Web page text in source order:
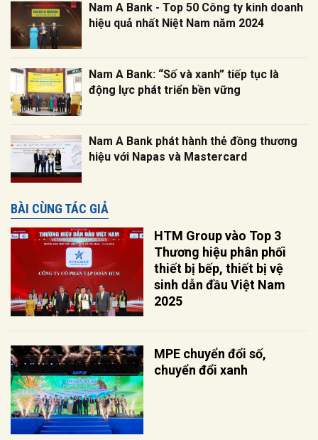
Nam A Bank - Top 50 Công ty kinh doanh
hiệu quả nhất Niệt Nam năm 2024
Nam A Bank: “Số và xanh” tiếp tục là
động lực phát triển bền vững
Nam A Bank phát hành thẻ đồng thương
hiệu với Napas và Mastercard
BÀI CÙNG TÁC GIẢ
HTM Group vào Top 3
Thương hiệu phân phối
thiết bị bếp, thiết bị vệ
sinh dẫn đầu Việt Nam
2025
MPE chuyển đổi số,
chuyển đổi xanh